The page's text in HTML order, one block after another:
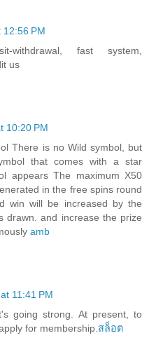
PM
withdrawal, fast system,
us
10:20 PM
There is no Wild symbol, but
that comes with a star
appears The maximum X50
in the free spins round
win will be increased by the
drawn. and increase the prize
amb
11:41 PM
going strong. At present, to
for membership. สล็อต